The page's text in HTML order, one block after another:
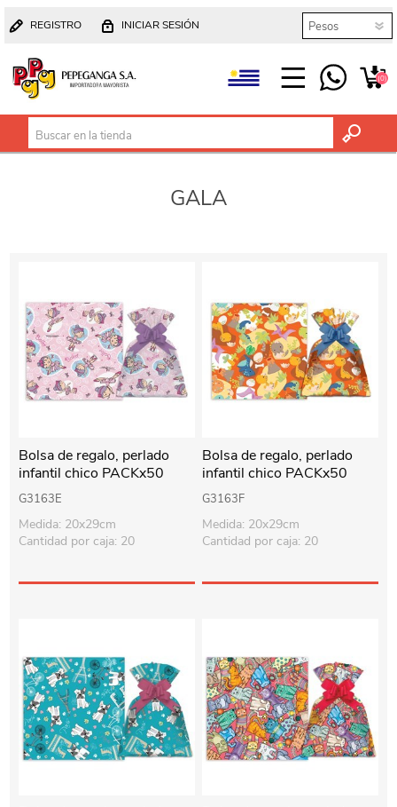
REGISTRO INICIAR SESIÓN
(0)
GALA
Bolsa de regalo, perlado
infantil chico PACKx50
G3163E
Medida: 20x29cm
Cantidad por caja: 20
Bolsa de regalo, perlado
infantil chico PACKx50
G3163F
Medida: 20x29cm
Cantidad por caja: 20